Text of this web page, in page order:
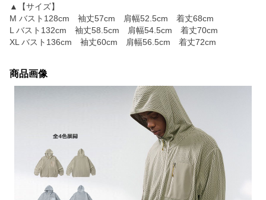
▲【サイズ】
M バスト128cm 袖丈57cm 肩幅52.5cm 着丈68cm
L バスト132cm 袖丈58.5cm 肩幅54.5cm 着丈70cm
XL バスト136cm 袖丈60cm 肩幅56.5cm 着丈72cm
商品画像